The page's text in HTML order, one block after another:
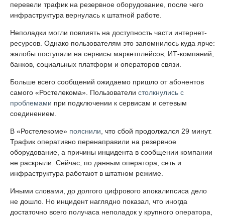
перевели трафик на резервное оборудование, после чего
инфраструктура вернулась к штатной работе.
Неполадки могли повлиять на доступность части интернет-
ресурсов. Однако пользователям это запомнилось куда ярче:
жалобы поступали на сервисы маркетплейсов, ИТ-компаний,
банков, социальных платформ и операторов связи.
Больше всего сообщений ожидаемо пришло от абонентов
самого «Ростелекома». Пользователи столкнулись с
проблемами при подключении к сервисам и сетевым
соединением.
В «Ростелекоме» пояснили , что сбой продолжался 29 минут.
Трафик оперативно перенаправили на резервное
оборудование, а причины инцидента в сообщении компании
не раскрыли. Сейчас, по данным оператора, сеть и
инфраструктура работают в штатном режиме.
Иными словами, до долгого цифрового апокалипсиса дело
не дошло. Но инцидент наглядно показал, что иногда
достаточно всего получаса неполадок у крупного оператора,